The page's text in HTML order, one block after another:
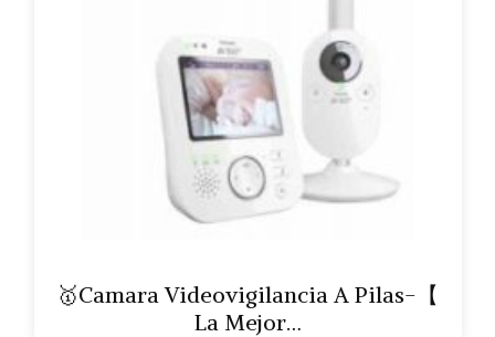
🥇Camara Videovigilancia A Pilas-【
La Mejor…